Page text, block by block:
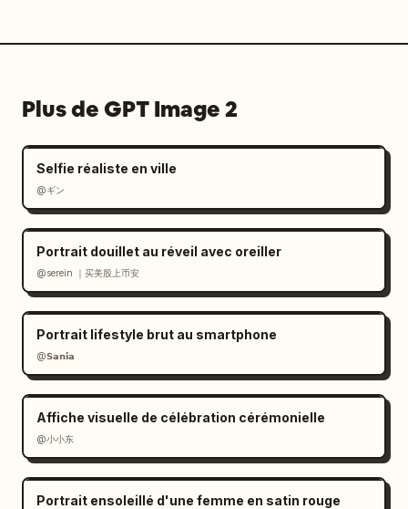
Plus de GPT Image 2
Selfie réaliste en ville
@ギン
Portrait douillet au réveil avec oreiller
@serein ｜买美股上币安
Portrait lifestyle brut au smartphone
@𝗦𝗮𝗻𝗶𝗮
Affiche visuelle de célébration cérémonielle
@小小东
Portrait ensoleillé d'une femme en satin rouge